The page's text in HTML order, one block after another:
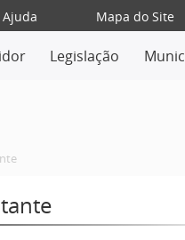
Ajuda Mapa do Site
Legislação